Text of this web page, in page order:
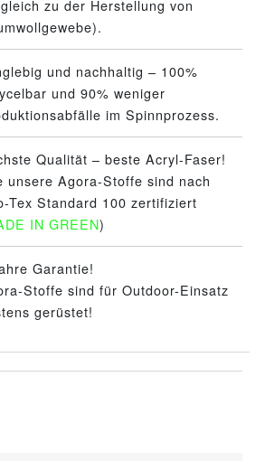
zu der Herstellung von
und nachhaltig – 100%
und 90% weniger
im Spinnprozess.
Qualität – beste Acryl-Faser!
unsere Agora-Stoffe sind nach
Tex Standard 100 zertifiziert
IN GREEN)
Garantie!
Stoffe sind für Outdoor-Einsatz
gerüstet!